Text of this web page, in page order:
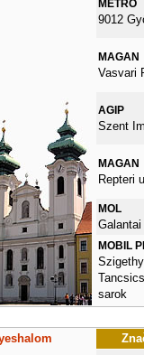
METRO
9012
MAGAN
Vasvari
AGIP
Szent
MAGAN
Repteri
MOL
Galantai
MOBIL
sarok